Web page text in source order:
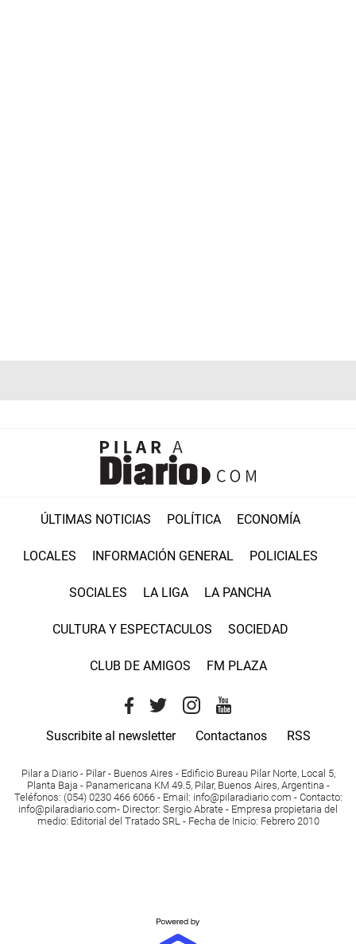
ÚLTIMAS NOTICIAS POLÍTICA ECONOMÍA
LOCALES INFORMACIÓN GENERAL POLICIALES
SOCIALES LA LIGA LA PANCHA
CULTURA Y ESPECTACULOS SOCIEDAD
CLUB DE AMIGOS FM PLAZA
Suscribite al newsletter Contactanos RSS
Pilar a Diario - Pilar - Buenos Aires - Edificio Bureau Pilar Norte, Local 5,
Planta Baja - Panamericana KM 49.5, Pilar, Buenos Aires, Argentina -
Teléfonos: (054) 0230 466 6066 - Email : info@pilaradiario.com - Contacto:
info@pilaradiario.com- Director: Sergio Abrate - Empresa propietaria del
medio: Editorial del Tratado SRL - Fecha de Inicio: Febrero 2010